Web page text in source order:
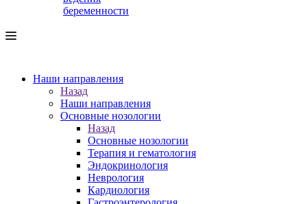
беременности
Наши направления
Назад
Наши направления
Основные нозологии
Назад
Основные нозологии
Терапия и гематология
Эндокринология
Неврология
Кардиология